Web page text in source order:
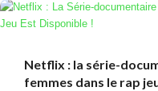
Netflix : la série-
femmes dans le rap